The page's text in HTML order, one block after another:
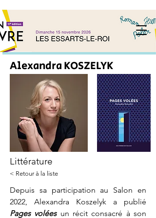
Alexandra KOSZELYK
Littérature
< Retour à la liste
Depuis sa participation au Salon en
Pages volées un récit consacré à son